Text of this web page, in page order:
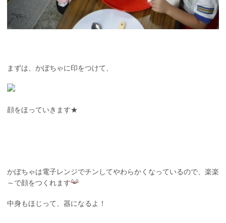
まずは、かぼちゃに印をつけて、
顔をほっていきます★
かぼちゃは電子レンジでチンしてやわらかくなっているので、楽楽
～で顔をつくれます
中身もほじって、器になるよ！